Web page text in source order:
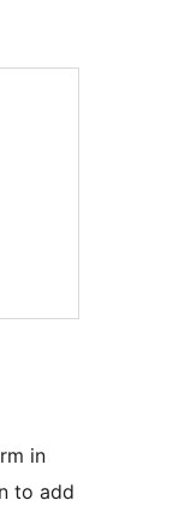
in
to add